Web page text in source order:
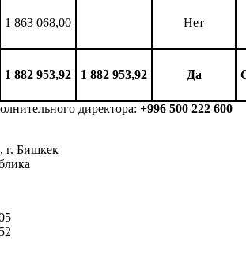
1 863 068,00 Нет
1 882 953,92 1 882 953,92 Да
директора: +996 500 222 600
г. Бишкек